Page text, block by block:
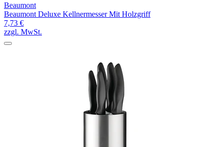
Beaumont
Beaumont Deluxe Kellnermesser Mit Holzgriff
7,73 €
zzgl. MwSt.